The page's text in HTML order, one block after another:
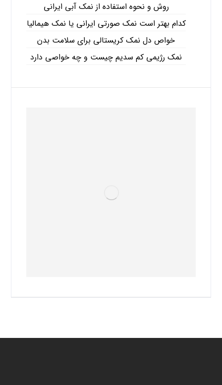
روش و نحوه استفاده از نمک آبی ایرانی
کدام بهتر است نمک صورتی ایرانی یا نمک هیمالیا
خواص دل نمک کریستالی برای سلامت بدن
نمک رژیمی کم سدیم چیست و چه خواصی دارد